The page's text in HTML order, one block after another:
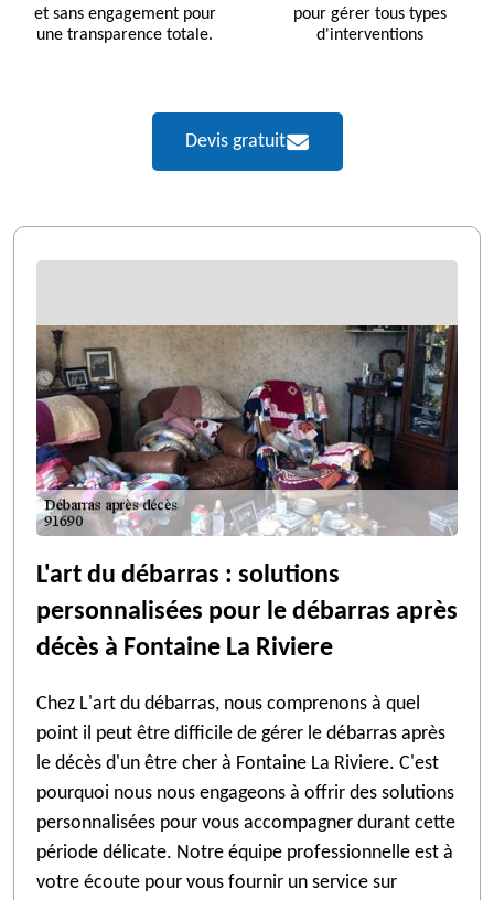
et sans engagement pour
une transparence totale.
pour gérer tous types
d'interventions
Devis gratuit
L'art du débarras : solutions
personnalisées pour le débarras après
décès à Fontaine La Riviere
Chez L'art du débarras, nous comprenons à quel
point il peut être difficile de gérer le débarras après
le décès d'un être cher à Fontaine La Riviere. C'est
pourquoi nous nous engageons à offrir des solutions
personnalisées pour vous accompagner durant cette
période délicate. Notre équipe professionnelle est à
votre écoute pour vous fournir un service sur